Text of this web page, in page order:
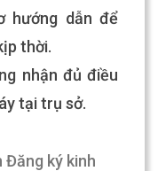
hướng dẫn để
thời.
nhận đủ điều
tại trụ sở.
Đăng ký kinh